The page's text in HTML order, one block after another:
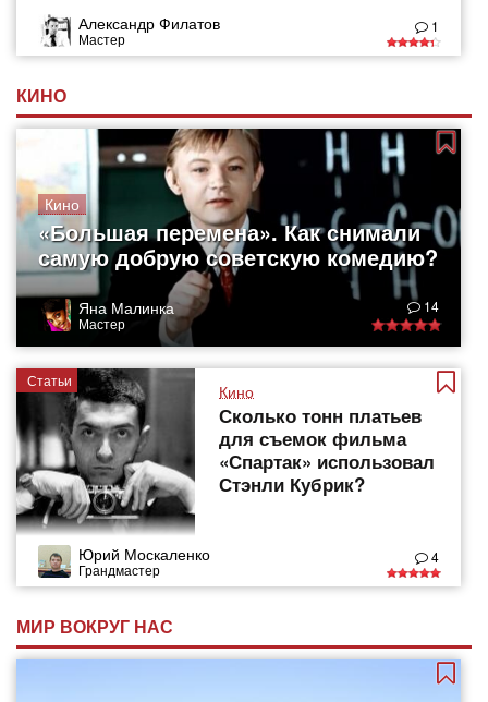
Александр Филатов
Мастер
1
КИНО
Кино
«Большая перемена». Как снимали
самую добрую советскую комедию?
Яна Малинка
Мастер
14
Статьи
Кино
Сколько тонн платьев
для съемок фильма
«Спартак» использовал
Стэнли Кубрик?
Юрий Москаленко
Грандмастер
4
МИР ВОКРУГ НАС